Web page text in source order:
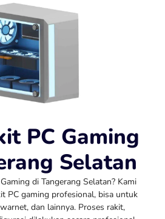
PC Gaming
Selatan
di Tangerang Selatan? Kami
PC gaming profesional, bisa untuk
dan lainnya. Proses rakit,